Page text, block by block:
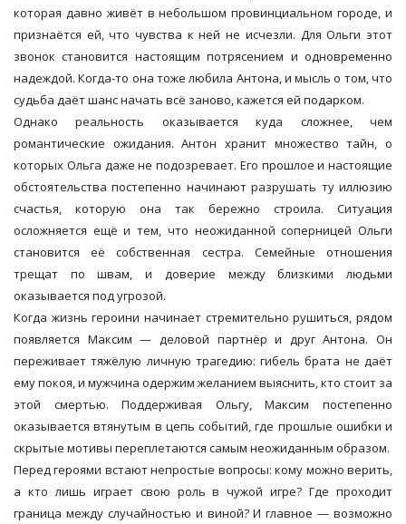
которая давно живёт в небольшом провинциальном городе, и
признаётся ей, что чувства к ней не исчезли. Для Ольги этот
звонок становится настоящим потрясением и одновременно
надеждой. Когда-то она тоже любила Антона, и мысль о том, что
судьба даёт шанс начать всё заново, кажется ей подарком.
Однако реальность оказывается куда сложнее, чем
романтические ожидания. Антон хранит множество тайн, о
которых Ольга даже не подозревает. Его прошлое и настоящие
обстоятельства постепенно начинают разрушать ту иллюзию
счастья, которую она так бережно строила. Ситуация
осложняется ещё и тем, что неожиданной соперницей Ольги
становится её собственная сестра. Семейные отношения
трещат по швам, и доверие между близкими людьми
оказывается под угрозой.
Когда жизнь героини начинает стремительно рушиться, рядом
появляется Максим — деловой партнёр и друг Антона. Он
переживает тяжёлую личную трагедию: гибель брата не даёт
ему покоя, и мужчина одержим желанием выяснить, кто стоит за
этой смертью. Поддерживая Ольгу, Максим постепенно
оказывается втянутым в цепь событий, где прошлые ошибки и
скрытые мотивы переплетаются самым неожиданным образом.
Перед героями встают непростые вопросы: кому можно верить,
а кто лишь играет свою роль в чужой игре? Где проходит
граница между случайностью и виной? И главное — возможно